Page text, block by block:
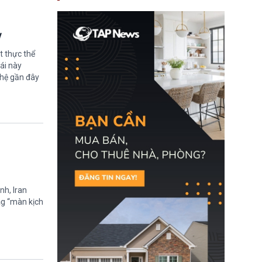
thực thể
này
gần đây
Iran
“màn kịch
gan B hoặc viêm gan C
sẽ không còn bị mặc
định không đáp ứng tiêu
chuẩn sức khỏe chỉ vì
chi phí điều trị khi nộp hồ
sơ xin visa cư trú.